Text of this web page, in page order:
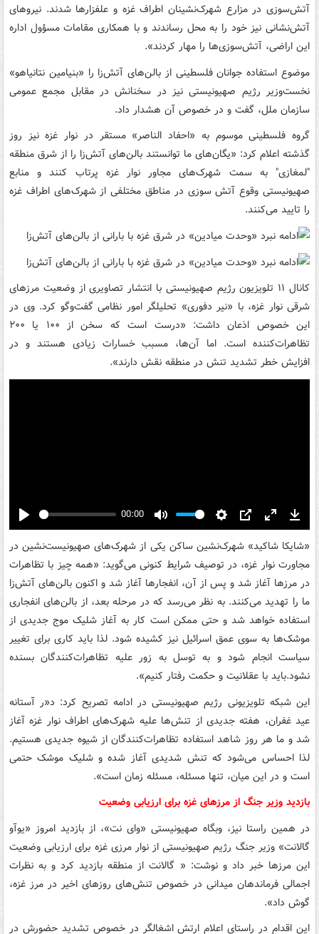
آتش‌سوزی در مزارع شهرک‌نشینان اطراف غزه و علفزارها شدند. نیروهای
آتش‌نشانی نیز خود را به محل رساندند و با همکاری مقامات مسؤول اداره
این اراضی، آتش‌سوزی‌ها را مهار کردند».
موضوع استفاده جوانان فلسطینی از بالن‌های آتش‌زا را «بنیامین نتانیاهو»
نخست‌وزیر رژیم صهیونیستی نیز در سخنانش در مقابل مجمع عمومی
سازمان ملل، گفت و در خصوص آن هشدار داد.
گروه فلسطینی موسوم به «احفاد الناصر» مستقر در نوار غزه نیز روز
گذشته اعلام کرد: «یگان‌های ما توانستند بالن‌های آتش‌زا را از شرق منطقه
"لمغازی" به سمت شهرک‌های مجاور نوار غزه پرتاب کنند و منابع
صهیونیستی وقوع آتش سوزی در مناطق مختلفی از شهرک‌های اطراف غزه
را تایید می‌کنند.
کانال ۱۱ تلویزیون رژیم صهیونیستی با انتشار تصاویری از وضعیت مرزهای
شرقی نوار غزه، با «نیر دفوری» تحلیلگر امور نظامی گفت‌وگو کرد. وی در
این خصوص اذعان داشت: «درست است که سخن از ۱۰۰ یا ۲۰۰
تظاهرات‌کننده است. اما آن‌ها، مسبب خسارات زیادی هستند و در
افزایش خطر تشدید تنش در منطقه نقش دارند».
Play
00:00
Mute Settings
PIP Enter
fullscreen
«شایکا شاکید» شهرک‌نشین ساکن یکی از شهرک‌های صهیونیست‌نشین در
مجاورت نوار غزه، در توصیف شرایط کنونی می‌گوید: «همه چیز با تظاهرات‌
در مرزها آغاز شد و پس از آن، انفجارها آغاز شد و اکنون بالن‌های آتش‌زا
ما را تهدید می‌کنند. به نظر می‌رسد که در مرحله بعد، از بالن‌های انفجاری
استفاده خواهد شد و حتی ممکن است کار به آغاز شلیک موج جدیدی از
موشک‌ها به سوی عمق اسرائیل نیز کشیده شود. لذا باید کاری برای تغییر
سیاست انجام شود و به توسل به زور علیه تظاهرات‌کنندگان بسنده
نشود.باید با عقلانیت و حکمت رفتار کنیم».
این شبکه تلویزیونی رژیم صهیونیستی در ادامه تصریح کرد: د«ر آستانه
عید غفران، هفته جدیدی از تنش‌ها علیه شهرک‌های اطراف نوار غزه آغاز
شد و ما هر روز شاهد استفاده تظاهرات‌کنندگان از شیوه جدیدی هستیم.
لذا احساس می‌شود که تنش‌ شدیدی آغاز شده و شلیک موشک حتمی
است و در این میان، تنها مسئله، مسئله زمان است».
بازدید وزیر جنگ از مرزهای غزه برای ارزیابی وضعیت
در همین راستا نیز، وبگاه صهیونیستی «وای‌ نت»، از بازدید امروز «یوآو
گالانت» وزیر جنگ رژیم صهیونیستی از نوار مرزی غزه برای ارزیابی وضعیت
این مرزها خبر داد و نوشت: « گالانت از منطقه بازدید کرد و به نظرات
اجمالی فرماندهان میدانی در خصوص تنش‌های روزهای اخیر در مرز غزه،
گوش داد».
این اقدام در راستای اعلام ارتش اشغالگر در خصوص تشدید حضورش در